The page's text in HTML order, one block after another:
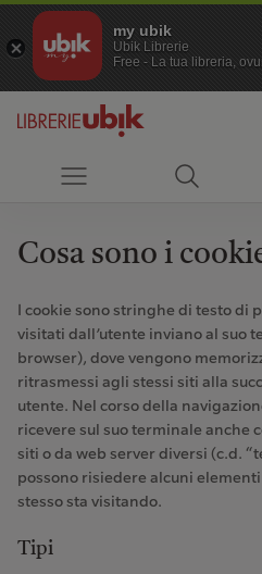
my ubik
Ubik Librerie
Free - La tua libreria,
Cosa sono i
I cookie sono stringhe di testo di
visitati dall’utente inviano al suo
browser), dove vengono
ritrasmessi agli stessi siti alla
utente. Nel corso della
ricevere sul suo terminale anche
siti o da web server diversi (c.d.
possono risiedere alcuni
stesso sta visitando.
Tipi